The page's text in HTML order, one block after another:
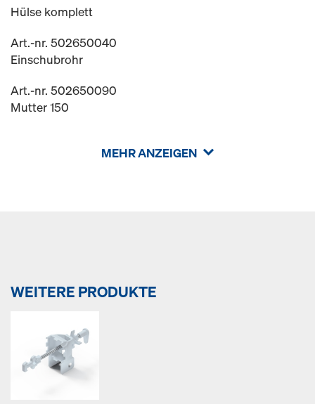
Hülse komplett
Art.-nr. 502650040
Einschubrohr
Art.-nr. 502650090
Mutter 150
MEHR ANZEIGEN
WEITERE PRODUKTE